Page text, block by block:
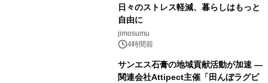
日々のストレス軽減、暮らしはもっと
自由に
jimosumu
4時間前
サンエス石膏の地域貢献活動が加速 ―
関連会社Attipect主催「田んぼラグビ